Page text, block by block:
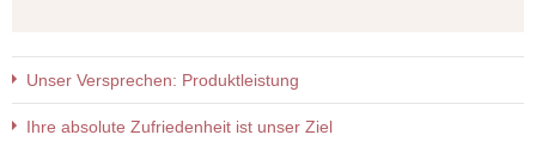
Unser Versprechen: Produktleistung
Ihre absolute Zufriedenheit ist unser Ziel